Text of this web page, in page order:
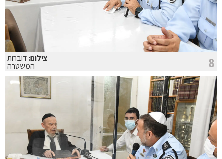
8 צילום:דוברות
המשטרה